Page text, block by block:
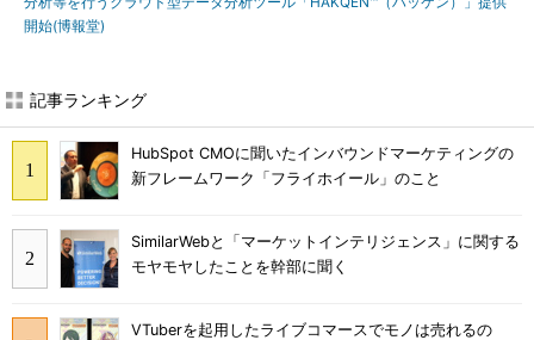
開始(博報堂)
記事ランキング
HubSpot CMOに聞いたインバウンドマーケティングの
新フレームワーク「フライホイール」のこと
SimilarWebと「マーケットインテリジェンス」に関する
モヤモヤしたことを幹部に聞く
VTuberを起用したライブコマースでモノは売れるの